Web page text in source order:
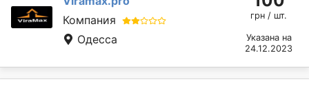
Компания
Одесса
грн / шт.
Указана на
24.12.2023